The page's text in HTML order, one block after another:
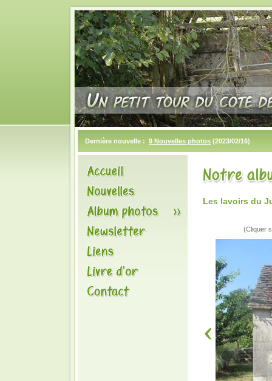
Dernière nouvelle : 9 Nouvelles photos (2023/02/16)
Les lavoirs du
(Cliquer